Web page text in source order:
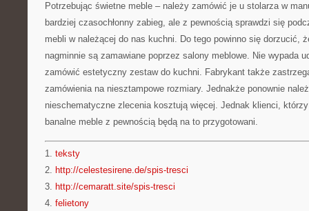
Potrzebując świetne meble – należy zamówić je u stolarza w
bardziej czasochłonny zabieg, ale z pewnością sprawdzi się
mebli w należącej do nas kuchni. Do tego powinno się dorzucić,
nagminnie są zamawiane poprzez salony meblowe. Nie wypada
zamówić estetyczny zestaw do kuchni. Fabrykant także
zamówienia na niesztampowe rozmiary. Jednakże ponownie
nieschematyczne zlecenia kosztują więcej. Jednak klienci,
banalne meble z pewnością będą na to przygotowani.
1. teksty
2. http://celestesirene.de/spis-tresci
3. http://cemaratt.site/spis-tresci
4. felietony